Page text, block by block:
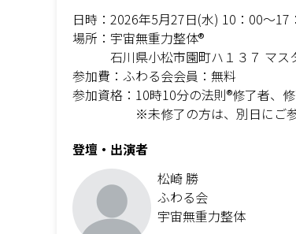
日時：2026年5月27日(水) 10：00～17
場所：宇宙無重力整体®
石川県小松市園町ハ１３７ マス
参加費：ふわる会会員：無料
参加資格：10時10分の法則®修了者、
※未修了の方は、別日にご参加
登壇・出演者
松崎 勝
ふわる会
宇宙無重力整体